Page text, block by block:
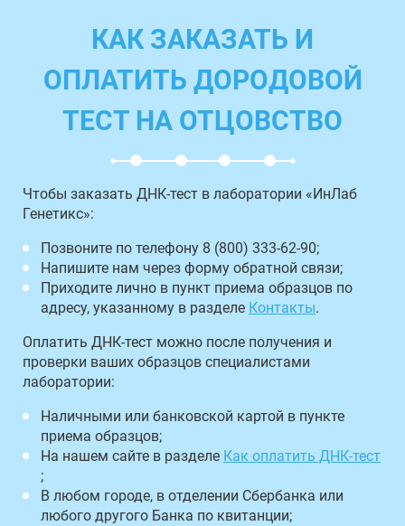
КАК ЗАКАЗАТЬ И
ОПЛАТИТЬ ДОРОДОВОЙ
ТЕСТ НА ОТЦОВСТВО
Чтобы заказать ДНК-тест в лаборатории «ИнЛаб
Генетикс»:
Позвоните по телефону 8 (800) 333-62-90;
Напишите нам через форму обратной связи;
Приходите лично в пункт приема образцов по
адресу, указанному в разделе Контакты.
Оплатить ДНК-тест можно после получения и
проверки ваших образцов специалистами
лаборатории:
Наличными или банковской картой в пункте
приема образцов;
На нашем сайте в разделе Как оплатить ДНК-тест
;
В любом городе, в отделении Сбербанка или
любого другого Банка по квитанции;